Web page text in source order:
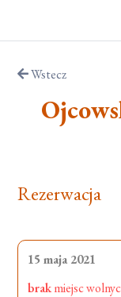
Wstecz
Rezerwacja
15 maja 2021
brakmiejsc